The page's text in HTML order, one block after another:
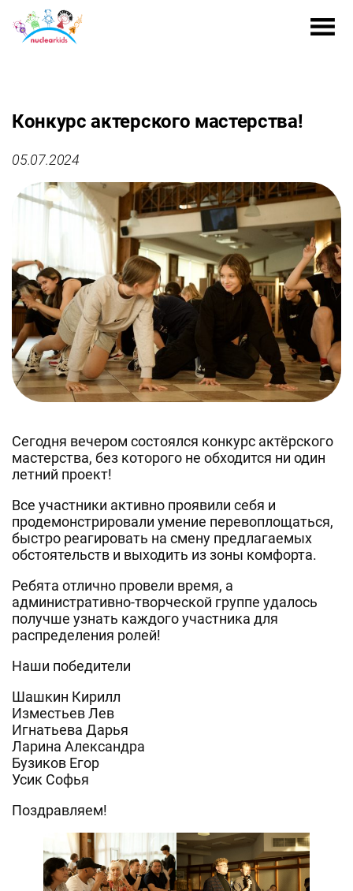
Конкурс актерского мастерства!
05.07.2024
Сегодня вечером состоялся конкурс актёрского
мастерства, без которого не обходится ни один
летний проект!
Все участники активно проявили себя и
продемонстрировали умение перевоплощаться,
быстро реагировать на смену предлагаемых
обстоятельств и выходить из зоны комфорта.
Ребята отлично провели время, а
административно-творческой группе удалось
получше узнать каждого участника для
распределения ролей!
Наши победители
Шашкин Кирилл
Изместьев Лев
Игнатьева Дарья
Ларина Александра
Бузиков Егор
Усик Софья
Поздравляем!